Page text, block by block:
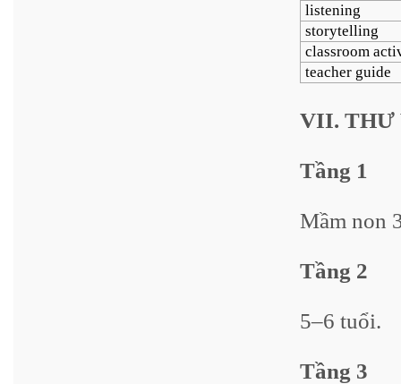
listening
storytelling
classroom
teacher guide
VII. THƯ
Tầng 1
Mầm non
Tầng 2
5–6 tuổi.
Tầng 3